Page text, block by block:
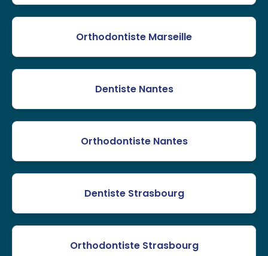
Orthodontiste Marseille
Dentiste Nantes
Orthodontiste Nantes
Dentiste Strasbourg
Orthodontiste Strasbourg